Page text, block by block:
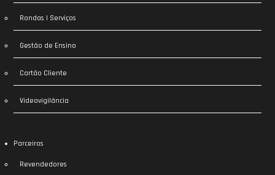
Rondas | Serviços
Gestão de Ensino
Cartão Cliente
Videovigilância
Parceiros
Revendedores